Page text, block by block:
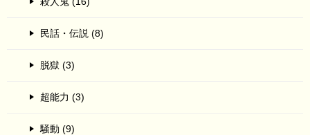
民話・伝説 (8)
脱獄 (3)
超能力 (3)
騒動 (9)